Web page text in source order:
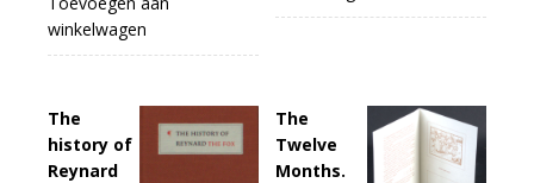
winkelwagen
The
history of
Reynard
The
Twelve
Months.